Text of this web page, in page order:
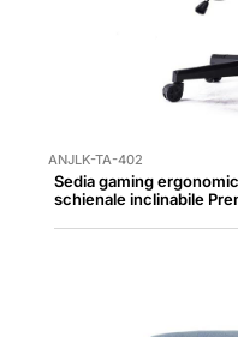
ANJLK-TA-402
Sedia gaming
schienale inclinabile